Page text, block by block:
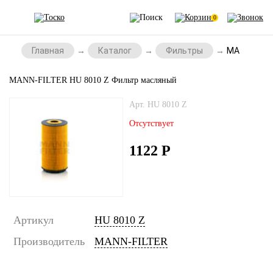
0
Главная Каталог Фильтры MANN-
MANN-FILTER HU 8010 Z Фильтр масляный
Арт. HU 8010 Z
Отсутствует
1122 Р
Артикул
HU 8010 Z
Производитель
MANN-FILTER